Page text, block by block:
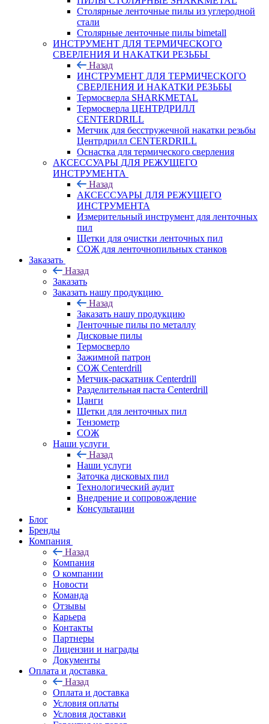
Столярные ленточные пилы из углеродной
стали
Столярные ленточные пилы bimetall
ИНСТРУМЕНТ ДЛЯ ТЕРМИЧЕСКОГО
СВЕРЛЕНИЯ И НАКАТКИ РЕЗЬБЫ
Назад
ИНСТРУМЕНТ ДЛЯ ТЕРМИЧЕСКОГО
СВЕРЛЕНИЯ И НАКАТКИ РЕЗЬБЫ
Термосверла SHARKMETAL
Термосверла ЦЕНТРДРИЛЛ
CENTERDRILL
Метчик для бесстружечной накатки резьбы
Центрдрилл CENTERDRILL
Оснастка для термического сверления
АКСЕССУАРЫ ДЛЯ РЕЖУЩЕГО
ИНСТРУМЕНТА
Назад
АКСЕССУАРЫ ДЛЯ РЕЖУЩЕГО
ИНСТРУМЕНТА
Измерительный инструмент для ленточных
пил
Щетки для очистки ленточных пил
СОЖ для ленточнопильных станков
Заказать
Назад
Заказать
Заказать нашу продукцию
Назад
Заказать нашу продукцию
Ленточные пилы по металлу
Дисковые пилы
Термосверло
Зажимной патрон
СОЖ Centerdrill
Метчик-раскатник Centerdrill
Разделительная паста Centerdrill
Цанги
Щетки для ленточных пил
Тензометр
СОЖ
Наши услуги
Назад
Наши услуги
Заточка дисковых пил
Технологический аудит
Внедрение и сопровождение
Консультации
Блог
Бренды
Компания
Назад
Компания
О компании
Новости
Команда
Отзывы
Карьера
Контакты
Партнеры
Лицензии и награды
Документы
Оплата и доставка
Назад
Оплата и доставка
Условия оплаты
Условия доставки